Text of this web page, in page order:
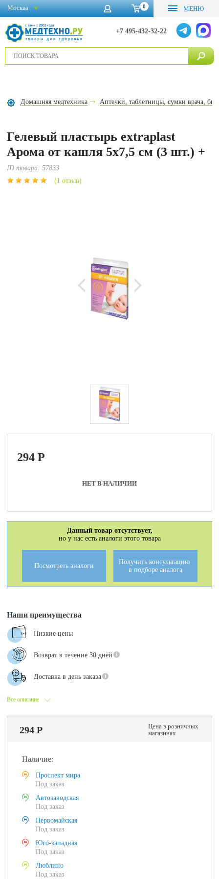
0 МЕНЮ
+7 495-432-32-22
Москва
Домашняя медтехника Аптечки, таблетницы, сумки врача,
Гелевый пластырь extraplast
Арома от кашля 5х7,5 см (3 шт.) +
ID товара:57833
(1 отзыв)
294P
НЕТ В НАЛИЧИИ
Данный товар отсутствует,
но у нас есть аналоги этого товара
Посмотреть аналоги
Получить консультацию
в подборе аналога
Все описание
Наши преимущества
Низкие цены
Возврат в течение 30 дней
Доставка в день заказа
294 Р
Цена в розничных
магазинах
Наличие:
Проспект мира
Под заказ
Автозаводская
Под заказ
Первомайская
Под заказ
Юго-западная
Под заказ
Люблино
Под заказ